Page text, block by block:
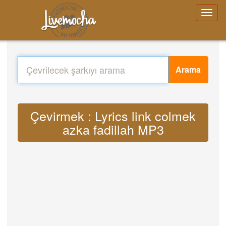
Arama
Çevirmek : Lyrics link colmek
azka fadillah MP3